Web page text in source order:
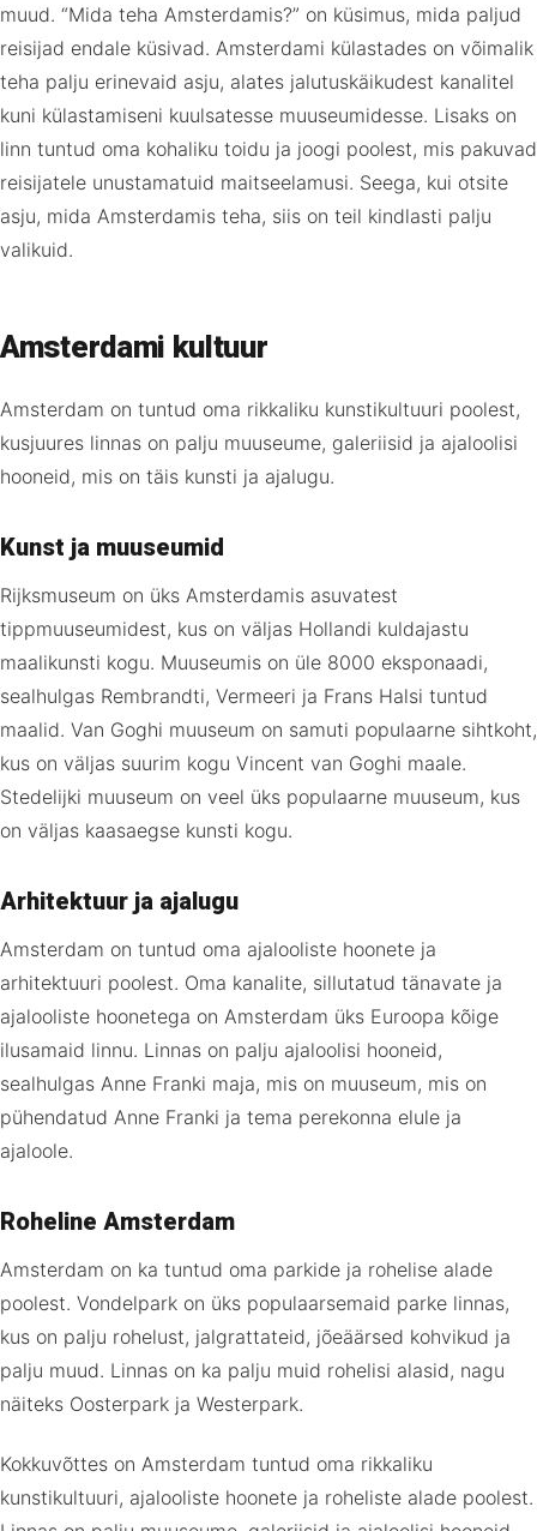
muud. “Mida teha Amsterdamis?” on küsimus, mida paljud
reisijad endale küsivad. Amsterdami külastades on võimalik
teha palju erinevaid asju, alates jalutuskäikudest kanalitel
kuni külastamiseni kuulsatesse muuseumidesse. Lisaks on
linn tuntud oma kohaliku toidu ja joogi poolest, mis pakuvad
reisijatele unustamatuid maitseelamusi. Seega, kui otsite
asju, mida Amsterdamis teha, siis on teil kindlasti palju
valikuid.
Amsterdami kultuur
Amsterdam on tuntud oma rikkaliku kunstikultuuri poolest,
kusjuures linnas on palju muuseume, galeriisid ja ajaloolisi
hooneid, mis on täis kunsti ja ajalugu.
Kunst ja muuseumid
Rijksmuseum on üks Amsterdamis asuvatest
tippmuuseumidest, kus on väljas Hollandi kuldajastu
maalikunsti kogu. Muuseumis on üle 8000 eksponaadi,
sealhulgas Rembrandti, Vermeeri ja Frans Halsi tuntud
maalid. Van Goghi muuseum on samuti populaarne sihtkoht,
kus on väljas suurim kogu Vincent van Goghi maale.
Stedelijki muuseum on veel üks populaarne muuseum, kus
on väljas kaasaegse kunsti kogu.
Arhitektuur ja ajalugu
Amsterdam on tuntud oma ajalooliste hoonete ja
arhitektuuri poolest. Oma kanalite, sillutatud tänavate ja
ajalooliste hoonetega on Amsterdam üks Euroopa kõige
ilusamaid linnu. Linnas on palju ajaloolisi hooneid,
sealhulgas Anne Franki maja, mis on muuseum, mis on
pühendatud Anne Franki ja tema perekonna elule ja
ajaloole.
Roheline Amsterdam
Amsterdam on ka tuntud oma parkide ja rohelise alade
poolest. Vondelpark on üks populaarsemaid parke linnas,
kus on palju rohelust, jalgrattateid, jõeäärsed kohvikud ja
palju muud. Linnas on ka palju muid rohelisi alasid, nagu
näiteks Oosterpark ja Westerpark.
Kokkuvõttes on Amsterdam tuntud oma rikkaliku
kunstikultuuri, ajalooliste hoonete ja roheliste alade poolest.